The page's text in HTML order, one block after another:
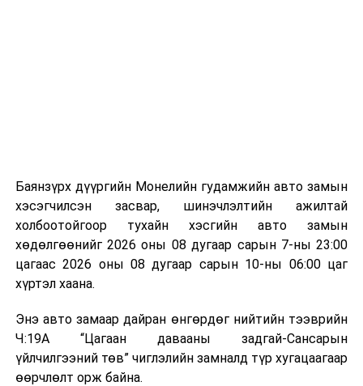
болон дулааны эрчим хүч үйлдвэрлэхэд ашиглаж
болдог. Зарим технологийн хувьд шаталтын дараа
үлдэх үнснээс фосфор зэрэг ашигт эрдсийг сэргээн
авах боломжтой аж.
Япон, Герман, Швейцар, Нидерланд, Өмнөд Солонгос
зэрэг улс лаг хатаах, шатаах технологийг ашиглаж
байна. Тухайлбал, Германд лаг шатаах үйлдвэрээс
гарсан үнснээс фосфор сэргээн авах технологи
ашигладаг бол Нидерландад төвлөрсөн лаг
боловсруулах үйлдвэрүүдээр дулаан, цахилгаан
Баянзүрх дүүргийн Монелийн гудамжийн авто замын
хэсэгчилсэн засвар, шинэчлэлтийн ажилтай
холбоотойгоор тухайн хэсгийн авто замын
хөдөлгөөнийг 2026 оны 08 дугаар сарын 7-ны 23:00
цагаас 2026 оны 08 дугаар сарын 10-ны 06:00 цаг
хүртэл хаана.
Энэ авто замаар дайран өнгөрдөг нийтийн тээврийн
Ч:19А “Цагаан давааны задгай-Сансарын
үйлчилгээний төв” чиглэлийн замналд түр хугацаагаар
өөрчлөлт орж байна.